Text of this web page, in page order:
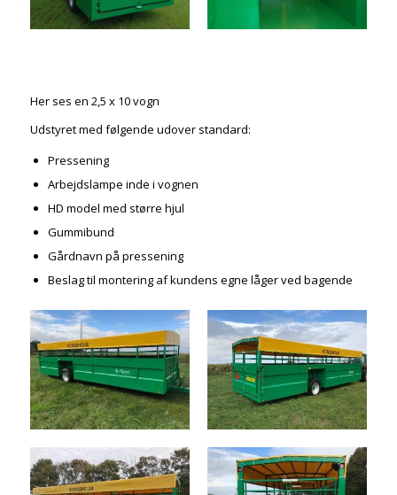
Her ses en 2,5 x 10 vogn
Udstyret med følgende udover standard:
Pressening
Arbejdslampe inde i vognen
HD model med større hjul
Gummibund
Gårdnavn på pressening
Beslag til montering af kundens egne låger ved bagende